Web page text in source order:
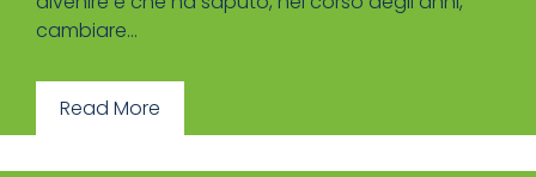
cambiare...
Read More